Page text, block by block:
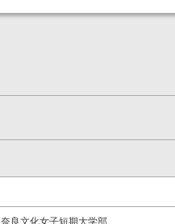
奈良文化女子短期大学部